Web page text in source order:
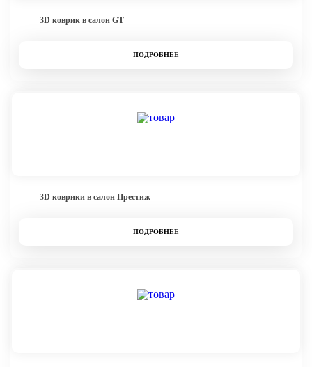
3D коврик в салон GT
ПОДРОБНЕЕ
3D коврики в салон Престиж
ПОДРОБНЕЕ